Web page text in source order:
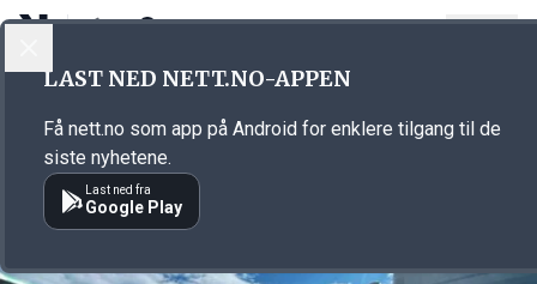
Annonsørinnhold
LAST NED NETT.NO-APPEN
Få nett.no som app på Android for enklere tilgang til de
siste nyhetene.
Last ned fra
Google Play